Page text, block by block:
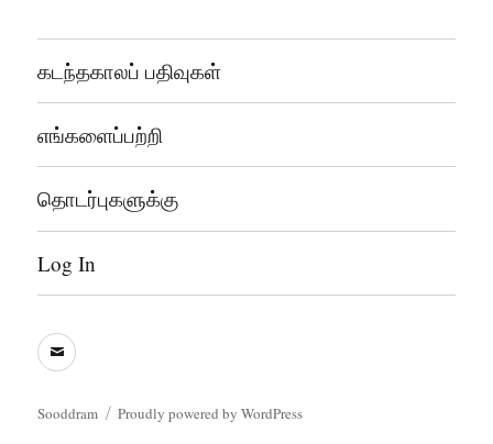
கடந்தகாலப் பதிவுகள்
எங்களைப்பற்றி
தொடர்புகளுக்கு
Log In
sooddram@gmail.com
Sooddram Proudly powered by WordPress